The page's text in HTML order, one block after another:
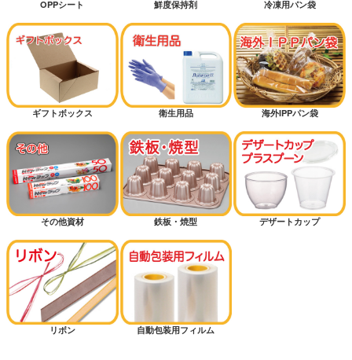
OPPシート 鮮度保持剤 冷凍用パン袋
ギフトボックス 衛生用品 海外IPPパン袋
その他資材 鉄板・焼型 デザートカップ
リボン 自動包装用フィルム